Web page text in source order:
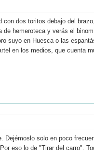
dos toritos debajo del
hemeroteca y verás el
suyo en Huesca o las
en los medios, que cuenta
Dejémoslo solo en poco
eso lo de "Tirar del carro".